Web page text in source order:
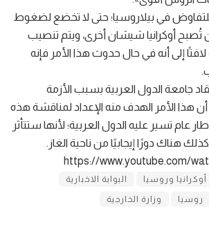
في بيلاروسيا؛ حتى لا تخضع لضغوط
تُصبح أوكرانيا شيشان أخرى، ويتم تنصيب
إلى أنه في حال حدوث هذا الأمر فإنه
جامعة الدول العربية بسبب الأزمة
أن هذا الأمر الهدف منه الإعداد لمناقشة هذه
عام تسير عليه الدول العربية؛ لأنها ستتأثر
هناك دورًا إيجابيًا من ناحية الغاز.
https://www.youtube.com/
أوكرانيا وروسيا البوابة الاخبارية
روسيا وزارة الخارجية